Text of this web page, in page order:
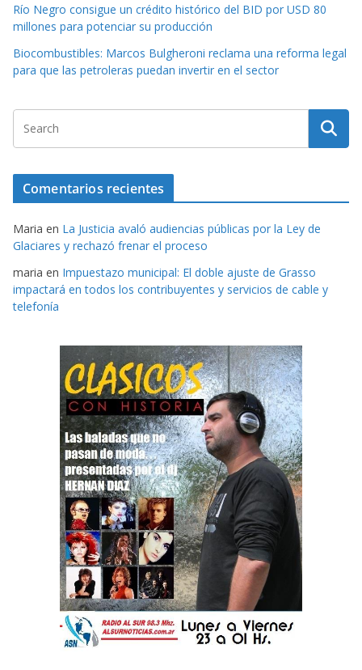
Río Negro consigue un crédito histórico del BID por USD 80
millones para potenciar su producción
Biocombustibles: Marcos Bulgheroni reclama una reforma legal
para que las petroleras puedan invertir en el sector
Comentarios recientes
Maria en La Justicia avaló audiencias públicas por la Ley de
Glaciares y rechazó frenar el proceso
maria en Impuestazo municipal: El doble ajuste de Grasso
impactará en todos los contribuyentes y servicios de cable y
telefonía